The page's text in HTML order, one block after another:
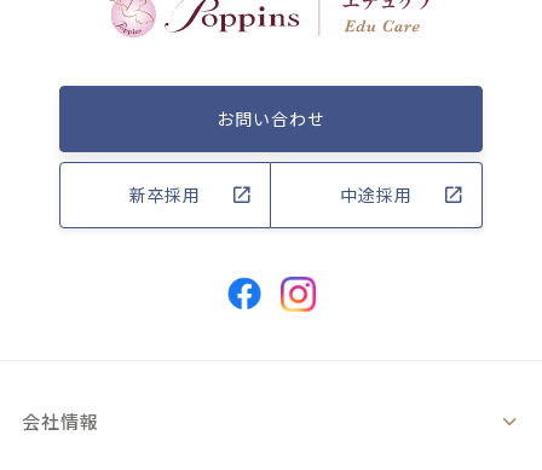
お問い合わせ
新卒採用 中途採用
会社情報